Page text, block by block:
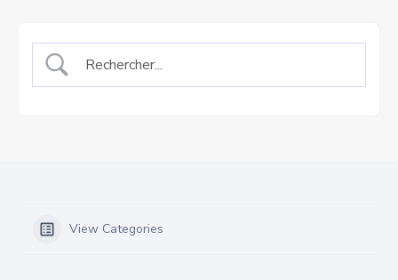
View Categories